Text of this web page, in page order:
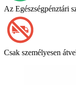
Az Egészségpénztári
Csak személyesen